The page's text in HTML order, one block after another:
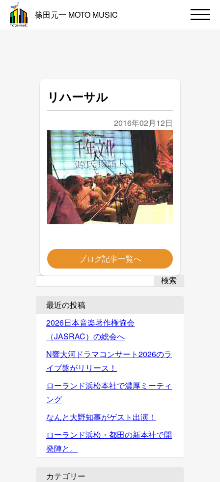
篠田元一 MOTO MUSIC
リハーサル
2016年02月12日
ブログ記事一覧へ
検索
最近の投稿
2026日本音楽著作権協会
（JASRAC）の総会へ
N響大河ドラマコンサート2026のラ
イブ盤がリリース！
ローランド浜松本社で濃厚ミーティ
ング
なんと大野知事がゲスト出演！
ローランド浜松・都田の新本社で開
発陣と。
カテゴリー